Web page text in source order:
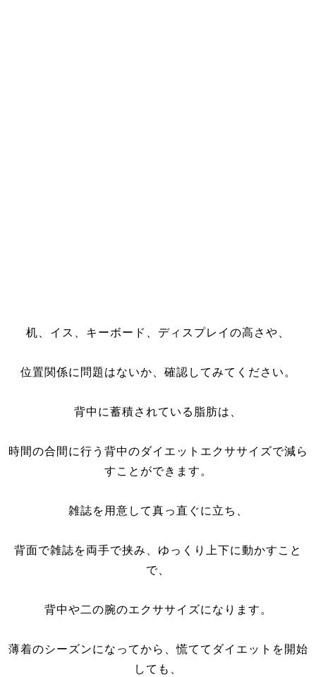
机、イス、キーボード、ディスプレイの高さや、
位置関係に問題はないか、確認してみてください。
背中に蓄積されている脂肪は、
時間の合間に行う背中のダイエットエクササイズで減ら
すことができます。
雑誌を用意して真っ直ぐに立ち、
背面で雑誌を両手で挟み、ゆっくり上下に動かすこと
で、
背中や二の腕のエクササイズになります。
薄着のシーズンになってから、慌ててダイエットを開始
しても、